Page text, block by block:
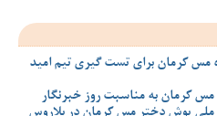
مس کرمان برای تست گیری تیم امید
مس کرمان به مناسبت روز خبرنگار